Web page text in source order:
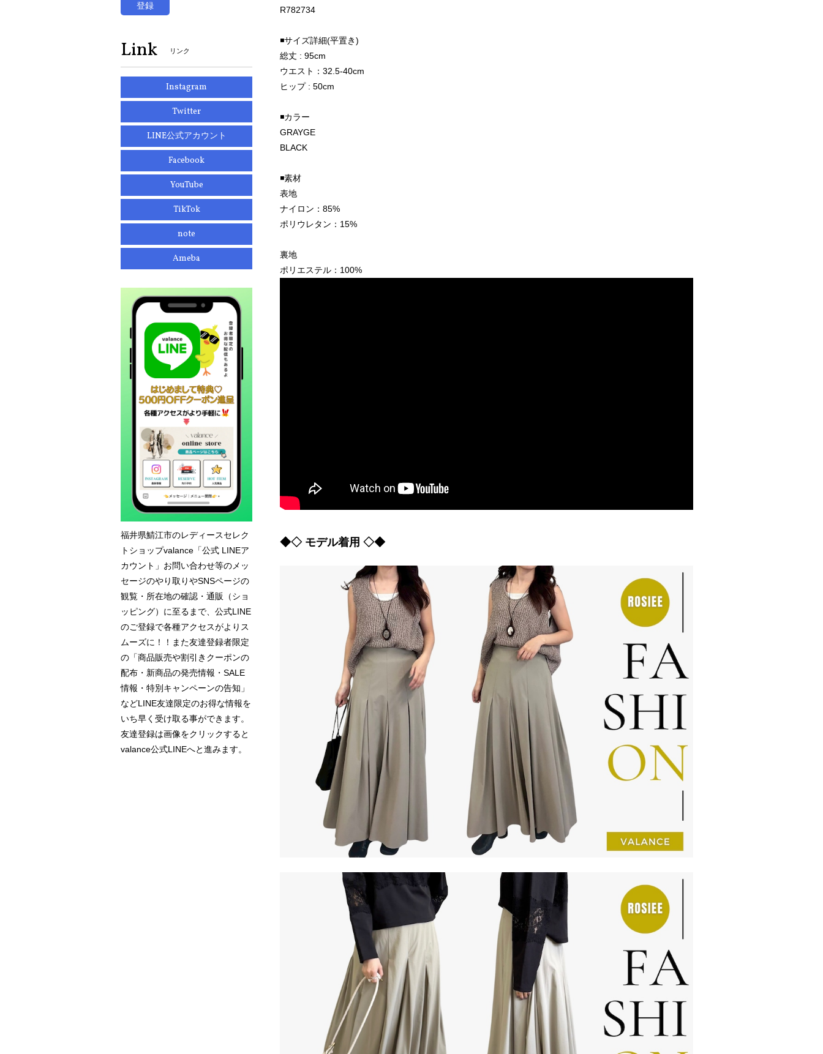
R782734
◾️サイズ詳細(平置き)
総丈 : 95cm
ウエスト：32.5-40cm
ヒップ : 50cm
◾️カラー
GRAYGE
BLACK
◾️素材
表地
ナイロン：85%
ポリウレタン：15%
裏地
ポリエステル：100%
◆◇ モデル着用 ◇◆
登録
Link リンク
Instagram
Twitter
LINE公式アカウント
Facebook
YouTube
TikTok
note
Ameba
福井県鯖江市のレディースセレク
トショップvalance「公式 LINEア
カウント」お問い合わせ等のメッ
セージのやり取りやSNSページの
観覧・所在地の確認・通販（ショ
ッピング）に至るまで、公式LINE
のご登録で各種アクセスがよりス
ムーズに！！また友達登録者限定
の「商品販売や割引きクーポンの
配布・新商品の発売情報・SALE
情報・特別キャンペーンの告知」
などLINE友達限定のお得な情報を
いち早く受け取る事ができます。
友達登録は画像をクリックすると
valance公式LINEへと進みます。